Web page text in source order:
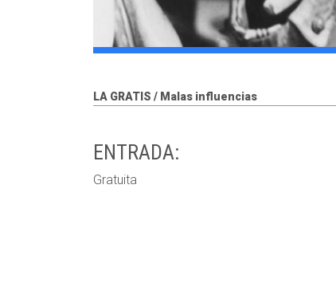
LA GRATIS / Malas influencias
ENTRADA:
Gratuita